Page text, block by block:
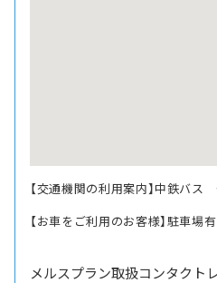
【交通機関の利用案内】中鉄バ
【お車をご利用のお客様】駐車場有
メルスプラン取扱コンタクト